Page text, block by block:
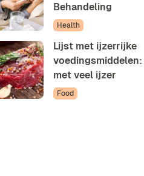
Behandeling
Health
Lijst met ijzerrijke
met veel ijzer
Food